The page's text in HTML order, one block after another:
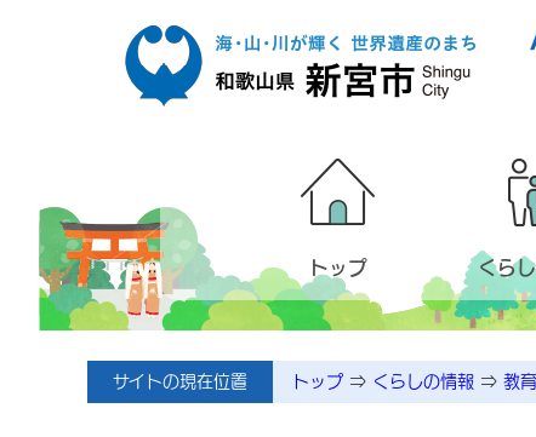
トップ くら
サイトの現在位置 トップ ⇒ くらしの情報 ⇒ 教